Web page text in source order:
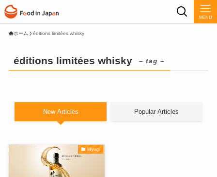
MENU
ホーム éditions limitées whisky
éditions limitées whisky – tag –
New Articles Popular Articles
Miyagi